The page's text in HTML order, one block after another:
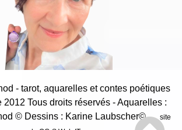
- tarot, aquarelles et contes poétiques
2012 Tous droits réservés - Aquarelles :
© Dessins : Karine Laubscher©
site